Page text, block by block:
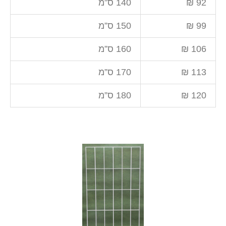
92 ₪ 140 ס”מ
99 ₪ 150 ס”מ
106 ₪ 160 ס”מ
113 ₪ 170 ס”מ
120 ₪ 180 ס”מ